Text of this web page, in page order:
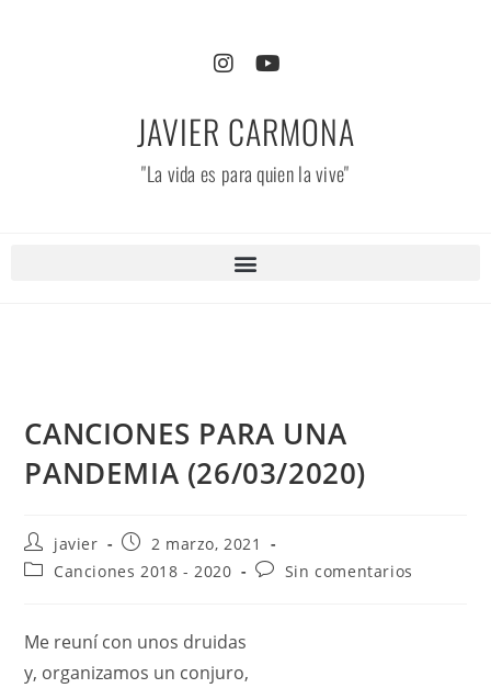
JAVIER CARMONA
"La vida es para quien la vive"
CANCIONES PARA UNA
PANDEMIA (26/03/2020)
javier
2 marzo, 2021
Canciones 2018 - 2020
Sin comentarios
Me reuní con unos druidas
y, organizamos un conjuro,